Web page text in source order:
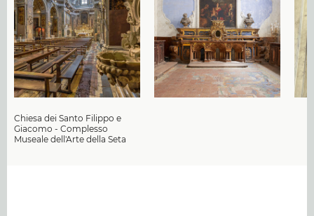
Chiesa dei Santo Filippo e
Giacomo - Complesso
Museale dell'Arte della Seta